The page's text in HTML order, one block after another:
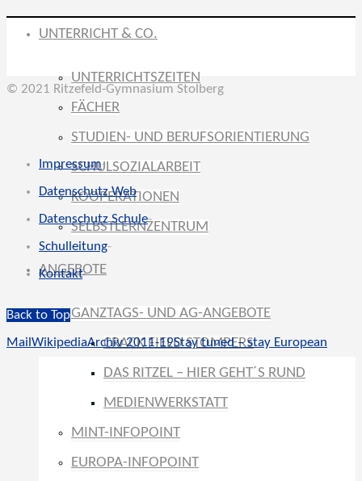
UNTERRICHT & CO.
UNTERRICHTSZEITEN
FÄCHER
STUDIEN- UND BERUFSORIENTIERUNG
SCHULSOZIALARBEIT
KOOPERATIONEN
SELBSTLERNZENTRUM
ANGEBOTE
GANZTAGS- UND AG-ANGEBOTE
CRACK FIELD STOMPERS
DAS RITZEL – HIER GEHT´S RUND
MEDIENWERKSTATT
MINT-INFOPOINT
EUROPA-INFOPOINT
© 2021 Ritzefeld-Gymnasium Stolberg
Impressum-
Datenschutz Web-
Datenschutz Schule-
Schulleitung-
Kontakt-
Back to Top
Mail WikipediaArchiv 2011-19Stay tuned – stay European